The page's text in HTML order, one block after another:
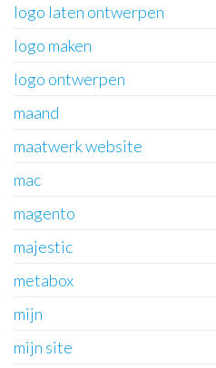
logo laten ontwerpen
logo maken
logo ontwerpen
maand
maatwerk website
mac
magento
majestic
metabox
mijn
mijn site